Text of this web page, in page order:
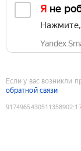
Я не
Yandex
Если у вас возникли
обратной связи
9174965430511358902: